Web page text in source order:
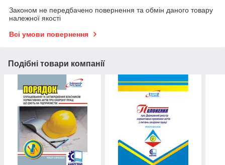
Законом не передбачено повернення та обмін даного товару
належної якості
Всі умови повернення
Подібні товари компанії